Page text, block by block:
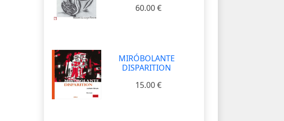
60.00 €
MIRÓBOLANTE
DISPARITION
15.00 €